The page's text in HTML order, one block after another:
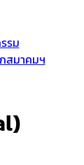
รม
สมาคมฯ